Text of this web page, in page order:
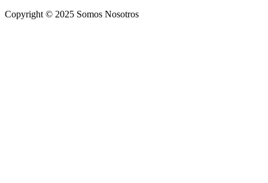
Copyright © 2025 Somos Nosotros